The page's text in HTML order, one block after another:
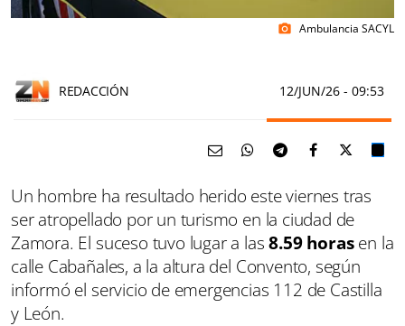
photo_camera Ambulancia SACYL
REDACCIÓN 12/JUN/26 - 09:53
Un hombre ha resultado herido este viernes tras
ser atropellado por un turismo en la ciudad de
Zamora. El suceso tuvo lugar a las8.59 horasen la
calle Cabañales, a la altura del Convento, según
informó el servicio de emergencias 112 de Castilla
y León.